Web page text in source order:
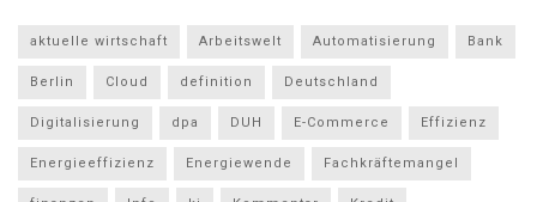
aktuelle wirtschaft Arbeitswelt Automatisierung Bank
Berlin Cloud definition Deutschland
Digitalisierung dpa DUH E-Commerce Effizienz
Energieeffizienz Energiewende Fachkräftemangel